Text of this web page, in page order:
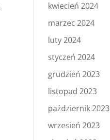
kwiecień 2024
marzec 2024
luty 2024
styczeń 2024
grudzień 2023
listopad 2023
październik 2023
wrzesień 2023